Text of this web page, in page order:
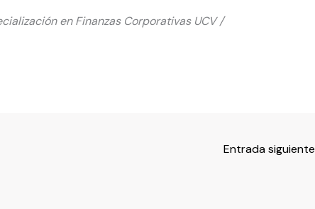
en Finanzas Corporativas UCV /
Entrada siguiente